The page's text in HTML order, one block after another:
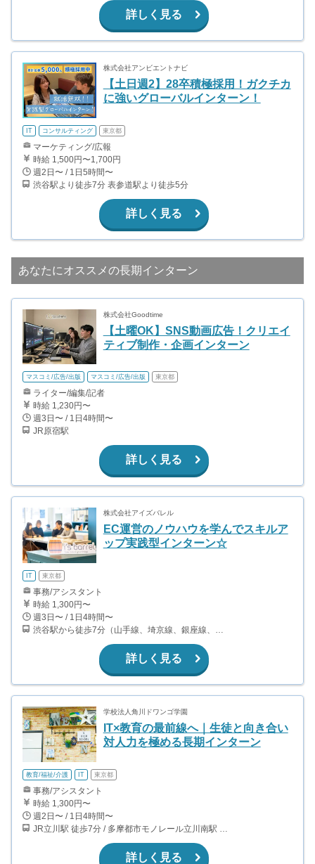
詳しく見る
株式会社アンビエントナビ
【土日週2】28卒積極採用！ガクチカ
に強いグローバルインターン！
IT コンサルティング 東京都
マーケティング/広報
時給 1,500円〜1,700円
週2日〜 / 1日5時間〜
渋谷駅より徒歩7分 表参道駅より徒歩5分
詳しく見る
あなたにオススメの長期インターン
株式会社Goodtime
【土曜OK】SNS動画広告！クリエイ
ティブ制作・企画インターン
マスコミ/広告/出版 マスコミ/広告/出版 東京都
ライター/編集/記者
時給 1,230円〜
週3日〜 / 1日4時間〜
JR原宿駅
詳しく見る
株式会社アイズバレル
EC運営のノウハウを学んでスキルア
ップ実践型インターン☆
IT 東京都
事務/アシスタント
時給 1,300円〜
週3日〜 / 1日4時間〜
渋谷駅から徒歩7分（山手線、埼京線、銀座線、半蔵門線、ほか）
詳しく見る
学校法人角川ドワンゴ学園
IT×教育の最前線へ｜生徒と向き合い
対人力を極める長期インターン
教育/福祉/介護 IT 東京都
事務/アシスタント
時給 1,300円〜
週2日〜 / 1日4時間〜
JR立川駅 徒歩7分 / 多摩都市モノレール立川南駅 徒歩7分 東京都多摩地区の別キャンパスでの勤務も可能です！ 武蔵境、聖蹟桜ヶ丘
詳しく見る